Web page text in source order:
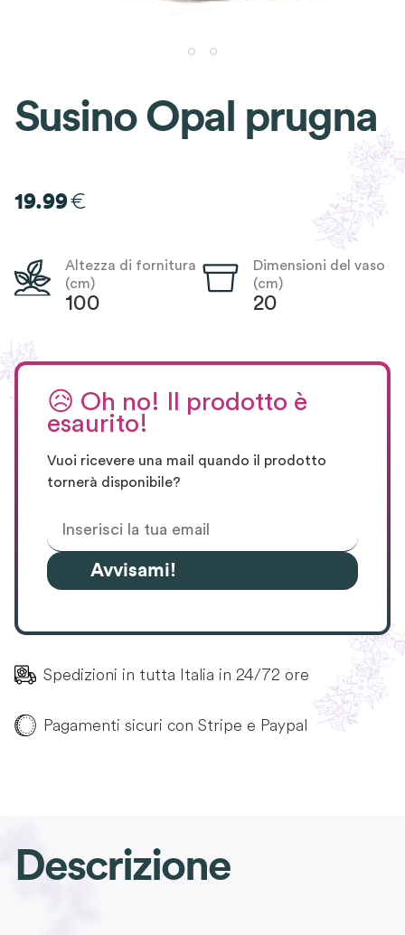
Susino Opal prugna
19.99€
Altezza di fornitura
(cm)
100
Dimensioni del vaso
(cm)
20
😥 Oh no! Il prodotto è
esaurito!
Vuoi ricevere una mail quando il prodotto
tornerà disponibile?
Avvisami!
Spedizioni in tutta Italia in 24/72 ore
Pagamenti sicuri con Stripe e Paypal
Descrizione